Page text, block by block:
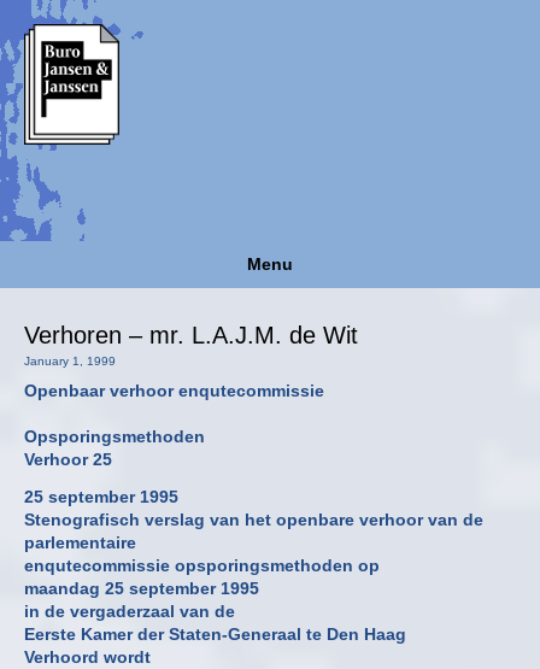
Menu
Verhoren – mr. L.A.J.M. de Wit
January 1, 1999
Openbaar verhoor enqutecommissie
Opsporingsmethoden
Verhoor 25
25 september 1995
Stenografisch verslag van het openbare verhoor van de
parlementaire
enqutecommissie opsporingsmethoden op
maandag 25 september 1995
in de vergaderzaal van de
Eerste Kamer der Staten-Generaal te Den Haag
Verhoord wordt